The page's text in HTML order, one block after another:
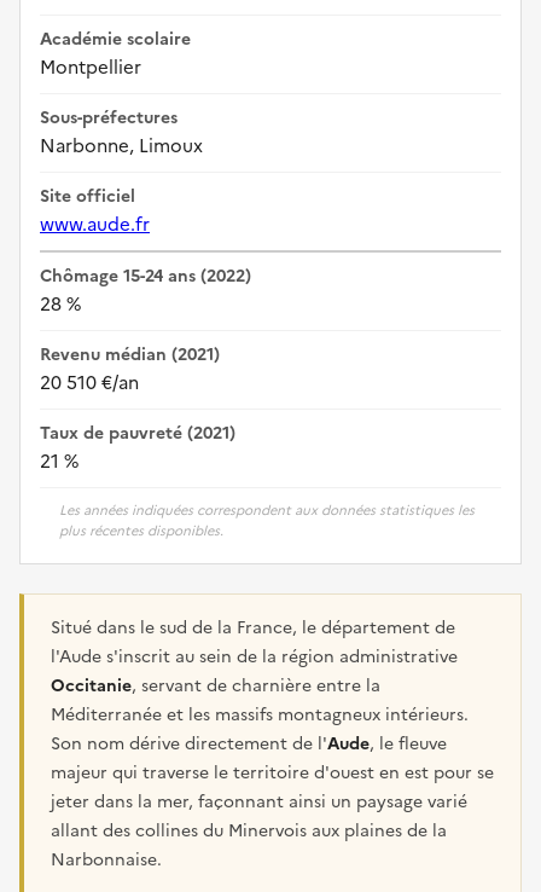
Académie scolaire
Montpellier
Sous-préfectures
Narbonne, Limoux
Site officiel
www.aude.fr
Chômage 15-24 ans (2022)
28 %
Revenu médian (2021)
20 510 €/an
Taux de pauvreté (2021)
21 %
Les années indiquées correspondent aux données statistiques les
plus récentes disponibles.
Situé dans le sud de la France, le département de
l'Aude s'inscrit au sein de la région administrative
Occitanie, servant de charnière entre la
Méditerranée et les massifs montagneux intérieurs.
Son nom dérive directement de l'Aude, le fleuve
majeur qui traverse le territoire d'ouest en est pour se
jeter dans la mer, façonnant ainsi un paysage varié
allant des collines du Minervois aux plaines de la
Narbonnaise.